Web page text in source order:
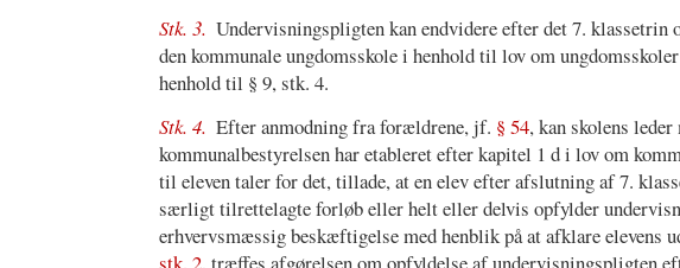
Stk. 3. Undervisningspligten kan endvidere efter det 7.
den kommunale ungdomsskole i henhold til lov om
henhold til § 9, stk. 4.
Stk. 4. Efter anmodning fra forældrene, jf. § 54, kan skolens
kommunalbestyrelsen har etableret efter kapitel 1 d i lov om
til eleven taler for det, tillade, at en elev efter afslutning af 7.
særligt tilrettelagte forløb eller helt eller delvis opfylder
erhvervsmæssig beskæftigelse med henblik på at afklare elevens
stk. 2, træffes afgørelsen om opfyldelse af undervisningspligten